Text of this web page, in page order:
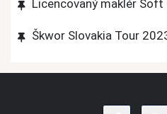
Licencovaný maklér Soft
Škwor Slovakia Tour